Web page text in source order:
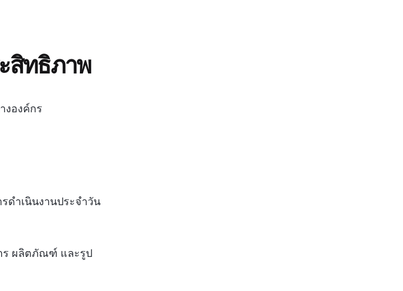
สิทธิภาพ
งองค์กร
ดำเนินงานประจำวัน
ร ผลิตภัณฑ์ และรูป